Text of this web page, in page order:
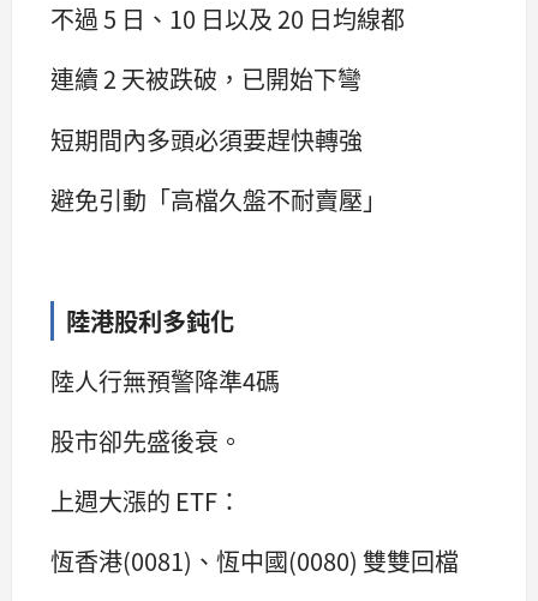
不過 5 日、10 日以及 20 日均線都
連續 2 天被跌破，已開始下彎
短期間內多頭必須要趕快轉強
避免引動「高檔久盤不耐賣壓」
陸港股利多鈍化
陸人行無預警降準4碼
股市卻先盛後衰。
上週大漲的 ETF：
恆香港(0081)、恆中國(0080) 雙雙回檔